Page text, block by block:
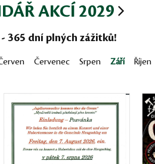
AKCÍ 2029
365 dní plných zážitků!
Červenec Srpen Září Říjen